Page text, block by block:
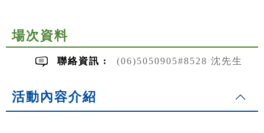
場次資料
聯絡資訊 : (06)5050905#8528 沈先生
活動內容介紹